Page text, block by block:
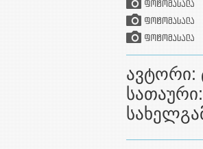
ავტორი: